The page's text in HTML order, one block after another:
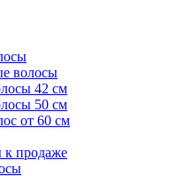
волосы
42 см
50 см
от 60 см
к продаже